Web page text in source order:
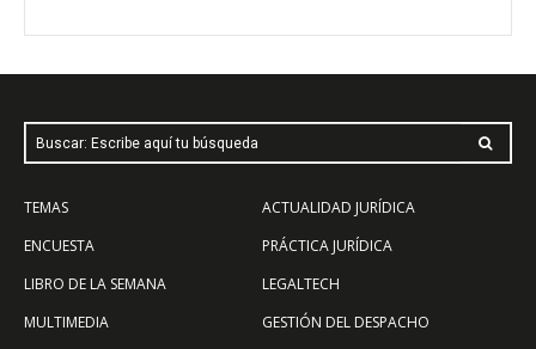
Buscar: Escribe aquí tu búsqueda
TEMAS
ENCUESTA
LIBRO DE LA SEMANA
MULTIMEDIA
ACTUALIDAD JURÍDICA
PRÁCTICA JURÍDICA
LEGALTECH
GESTIÓN DEL DESPACHO